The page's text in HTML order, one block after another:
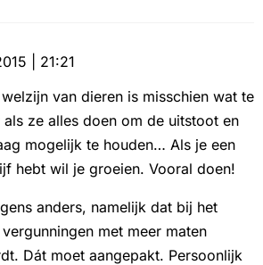
| 21:21
van dieren is misschien wat te
ze alles doen om de uitstoot en
mogelijk te houden… Als je een
hebt wil je groeien. Vooral doen!
anders, namelijk dat bij het
met meer maten
Dát moet aangepakt. Persoonlijk